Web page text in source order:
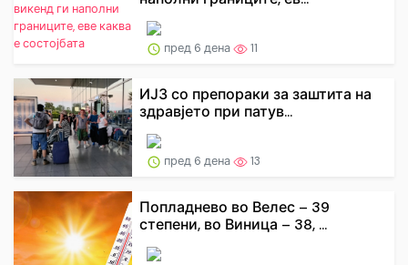
пред 6 дена 11
ИЈЗ со препораки за заштита на
здравјето при патув...
пред 6 дена 13
Попладнево во Велес – 39
степени, во Виница – 38, ...